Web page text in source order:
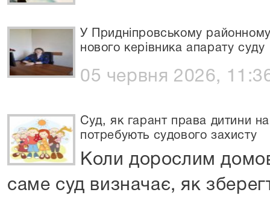
У Придніпровському
нового керівника апарату суду
05 червня 2026,
Суд, як гарант права дитини
потребують судового захисту
Коли дорослим
саме суд визначає, як